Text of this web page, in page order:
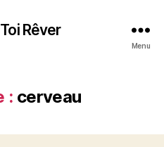
Rêver
Menu
: cerveau